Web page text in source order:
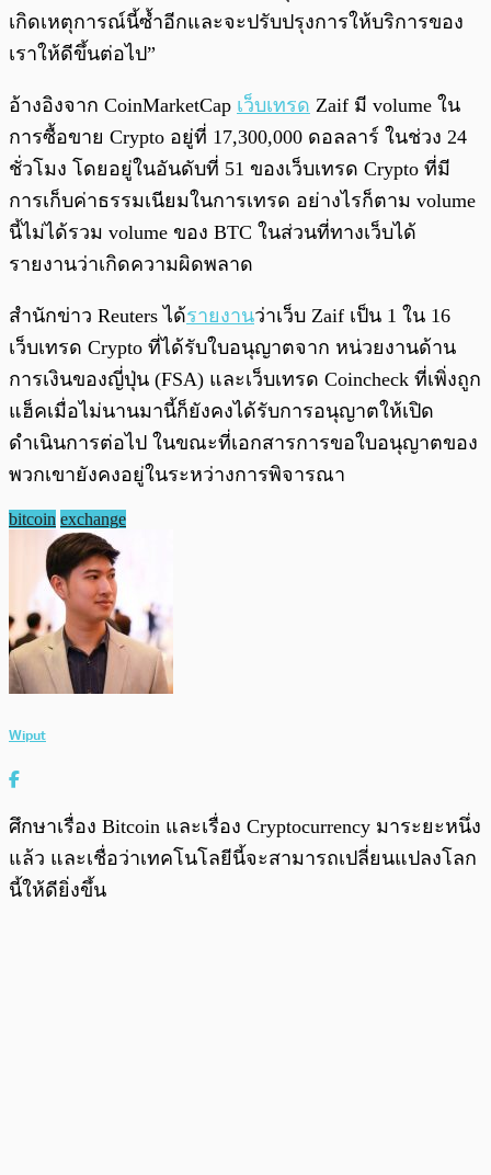
เกิดเหตุการณ์นี้ซ้ำอีกและจะปรับปรุงการให้บริการของ
เราให้ดีขึ้นต่อไป”
อ้างอิงจาก CoinMarketCap เว็บเทรด Zaif มี volume ใน
การซื้อขาย Crypto อยู่ที่ 17,300,000 ดอลลาร์ ในช่วง 24
ชั่วโมง โดยอยู่ในอันดับที่ 51 ของเว็บเทรด Crypto ที่มี
การเก็บค่าธรรมเนียมในการเทรด อย่างไรก็ตาม volume
นี้ไม่ได้รวม volume ของ BTC ในส่วนที่ทางเว็บได้
รายงานว่าเกิดความผิดพลาด
สำนักข่าว Reuters ได้รายงานว่าเว็บ Zaif เป็น 1 ใน 16
เว็บเทรด Crypto ที่ได้รับใบอนุญาตจาก หน่วยงานด้าน
การเงินของญี่ปุ่น (FSA) และเว็บเทรด Coincheck ที่เพิ่งถูก
แฮ็คเมื่อไม่นานมานี้ก็ยังคงได้รับการอนุญาตให้เปิด
ดำเนินการต่อไป ในขณะที่เอกสารการขอใบอนุญาตของ
พวกเขายังคงอยู่ในระหว่างการพิจารณา
bitcoin exchange
Wiput
ศึกษาเรื่อง Bitcoin และเรื่อง Cryptocurrency มาระยะหนึ่ง
แล้ว และเชื่อว่าเทคโนโลยีนี้จะสามารถเปลี่ยนแปลงโลก
นี้ให้ดียิ่งขึ้น